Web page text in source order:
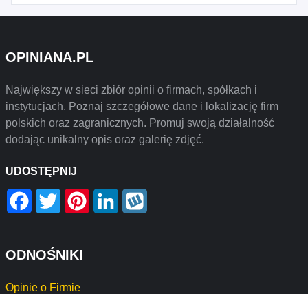
OPINIANA.PL
Największy w sieci zbiór opinii o firmach, spółkach i
instytucjach. Poznaj szczegółowe dane i lokalizację firm
polskich oraz zagranicznych. Promuj swoją działalność
dodając unikalny opis oraz galerię zdjęć.
UDOSTĘPNIJ
Facebook
Twitter PinterestLinkedIn
ODNOŚNIKI
Opinie o Firmie